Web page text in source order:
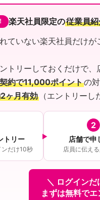
楽天社員限定の従業員
ていない楽天社員だけが
トリーしておくだけで、
約で11,000ポイントの
ヶ月有効 （エントリーし
トリー
だけ10秒
2
店舗で申
店員に伝え
＼ ログイン
まずは無料で